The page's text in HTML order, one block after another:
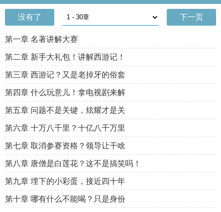
没有了 下一页
第一章 名著讲解大赛
第二章 新手大礼包！讲解西游记！
第三章 西游记？又是老掉牙的俗套
第四章 什么玩意儿！拿电视剧来解
第五章 问题不是关键，炫耀才是关
第六章 十万八千里？十亿八千万里
第七章 取消参赛资格？领导让干啥
第八章 唐僧是白莲花？这不是搞笑吗！
第九章 埋下的小彩蛋，接近四十年
第十章 哪有什么不能喝？只是身份